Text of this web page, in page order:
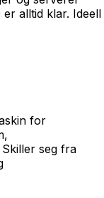
alltid klar. Ideell
for
seg fra